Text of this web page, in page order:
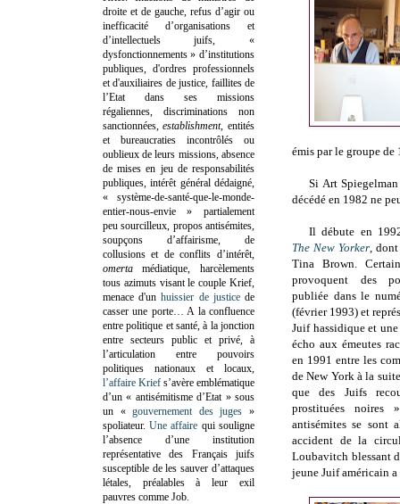
émis par le groupe de
Si Art
décédé en 1982 ne
Il débute en
The New Yorker, dont
Tina Brown.
provoquent des
publiée dans le
(février 1993) et
Juif hassidique et
écho aux émeutes
en 1991 entre les
de New York à la
que des Juifs
prostituées noires
antisémites se sont
accident de la
Loubavitch blessant
jeune Juif américain a
droite et de gauche, refus d’agir ou
inefficacité d’organisations et
d’intellectuels juifs, «
dysfonctionnements » d’institutions
publiques, d'ordres professionnels
et d'auxiliaires de justice, faillites de
l’Etat dans ses missions
régaliennes, discriminations non
sanctionnées,establishment, entités
et bureaucraties incontrôlés ou
oublieux de leurs missions, absence
de mises en jeu de responsabilités
publiques, intérêt général dédaigné,
« système-de-santé-que-le-monde-
entier-nous-envie » partialement
peu sourcilleux, propos antisémites,
soupçons d’affairisme, de
collusions et de conflits d’intérêt,
omertamédiatique, harcèlements
tous azimuts visant le couple Krief,
menace d'unhuissier de justicede
casser une porte… A la confluence
entre politique et santé, à la jonction
entre secteurs public et privé, à
l’articulation entre pouvoirs
politiques nationaux et locaux,
l’affaire Krief s’avère emblématique
d’un « antisémitisme d’Etat » sous
un «gouvernement des juges »
spoliateur.Une affaire qui souligne
l’absence d’une institution
représentative des Français juifs
susceptible de les sauver d’attaques
létales, préalables à leur exil
pauvres comme Job.